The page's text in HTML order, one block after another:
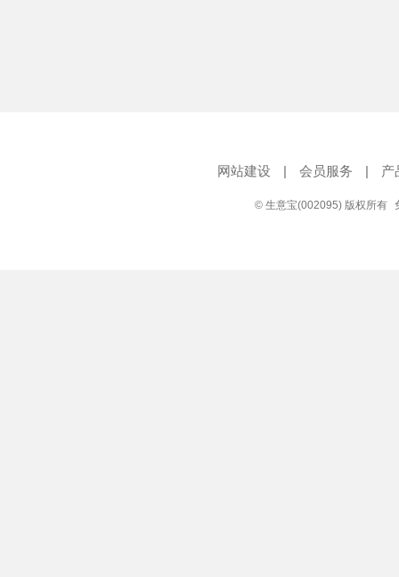
网站建设 | 会员服务 | 产
© 生意宝(002095) 版权所有